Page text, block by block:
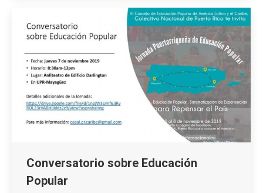
Conversatorio sobre Educación
Popular